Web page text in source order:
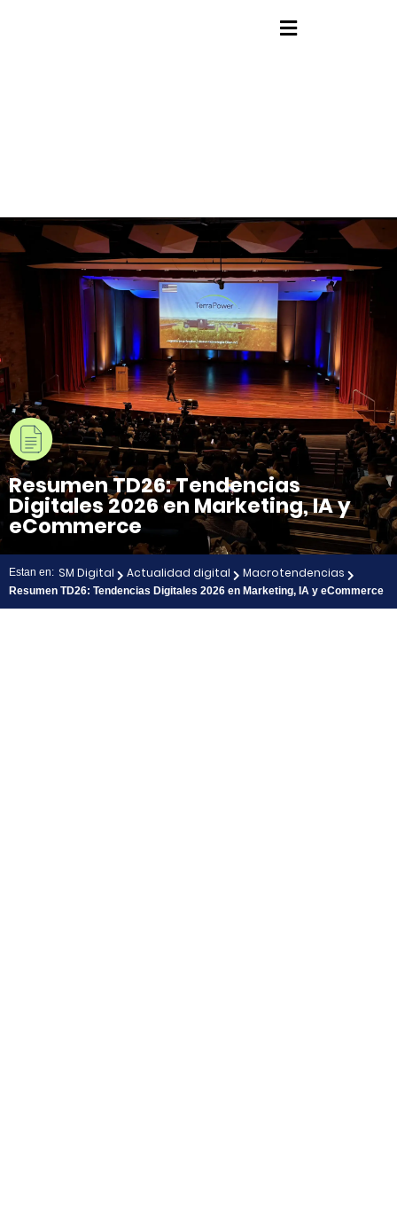
Resumen TD26: Tendencias
Digitales 2026 en Marketing, IA y
eCommerce
Estan en: SM Digital Actualidad digital Macrotendencias
Resumen TD26: Tendencias Digitales 2026 en Marketing, IA y eCommerce